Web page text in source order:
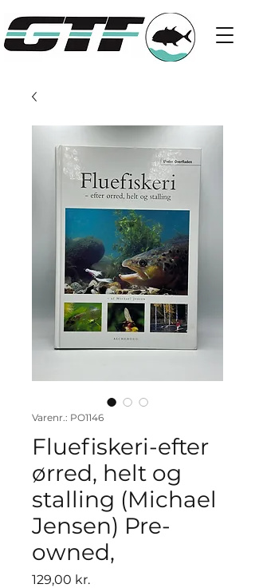
Varenr.: PO1146
Fluefiskeri-efter
ørred, helt og
stalling (Michael
Jensen) Pre-
owned,
129,00 kr.Pris